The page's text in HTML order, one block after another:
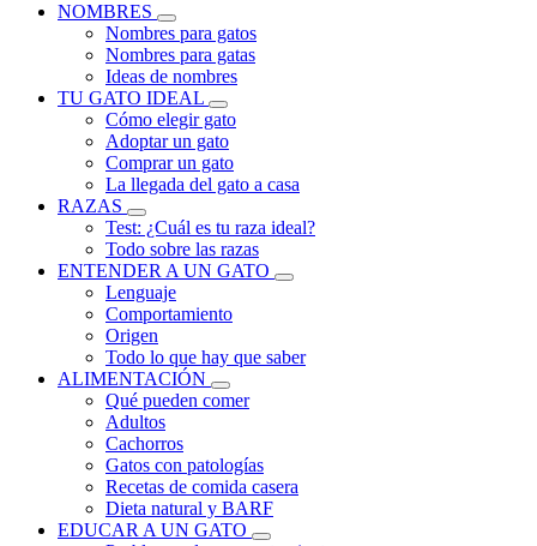
NOMBRES
Nombres para gatos
Nombres para gatas
Ideas de nombres
TU GATO IDEAL
Cómo elegir gato
Adoptar un gato
Comprar un gato
La llegada del gato a casa
RAZAS
Test: ¿Cuál es tu raza ideal?
Todo sobre las razas
ENTENDER A UN GATO
Lenguaje
Comportamiento
Origen
Todo lo que hay que saber
ALIMENTACIÓN
Qué pueden comer
Adultos
Cachorros
Gatos con patologías
Recetas de comida casera
Dieta natural y BARF
EDUCAR A UN GATO